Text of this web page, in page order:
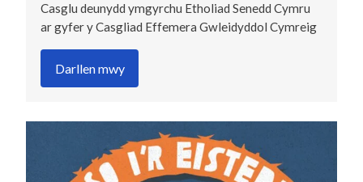
Casglu deunydd ymgyrchu Etholiad Senedd Cymru
ar gyfer y Casgliad Effemera Gwleidyddol Cymreig
Darllen mwy